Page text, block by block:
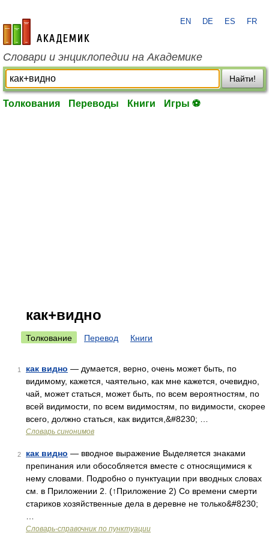
academic.ru
EN DE ES FR
Словари и энциклопедии на Академике
Найти!
Толкования Переводы Книги Игры ⚽
как+видно
Толкование Перевод Книги
1 как видно — думается, верно, очень может быть, по
видимому, кажется, чаятельно, как мне кажется, очевидно,
чай, может статься, может быть, по всем вероятностям, по
всей видимости, по всем видимостям, по видимости, скорее
всего, должно статься, как видится,&#8230; …
Словарь синонимов
2 как видно — вводное выражение Выделяется знаками
препинания или обособляется вместе с относящимися к
нему словами. Подробно о пунктуации при вводных словах
см. в Приложении 2. (↑Приложение 2) Со времени смерти
стариков хозяйственные дела в деревне не только&#8230;
Словарь-справочник по пунктуации